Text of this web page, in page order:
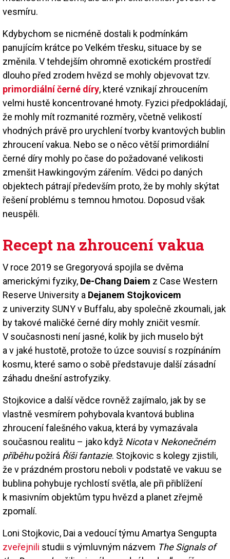
vesmíru.
Kdybychom se nicméně dostali k podmínkám
panujícím krátce po Velkém třesku, situace by se
změnila. V tehdejším ohromně exotickém prostředí
dlouho před zrodem hvězd se mohly objevovat tzv.
primordiální černé díry, které vznikají zhroucením
velmi hustě koncentrované hmoty. Fyzici předpokládají,
že mohly mít rozmanité rozměry, včetně velikostí
vhodných právě pro urychlení tvorby kvantových bublin
zhroucení vakua. Nebo se o něco větší primordiální
černé díry mohly po čase do požadované velikosti
zmenšit Hawkingovým zářením. Vědci po daných
objektech pátrají především proto, že by mohly skýtat
řešení problému s temnou hmotou. Doposud však
neuspěli.
Recept na zhroucení vakua
V roce 2019 se Gregoryová spojila se dvěma
americkými fyziky, De-Chang Daiem z Case Western
Reserve University a Dejanem Stojkovicem
z univerzity SUNY v Buffalu, aby společně zkoumali, jak
by takové maličké černé díry mohly zničit vesmír.
V současnosti není jasné, kolik by jich muselo být
a v jaké hustotě, protože to úzce souvisí s rozpínáním
kosmu, které samo o sobě představuje další zásadní
záhadu dnešní astrofyziky.
Stojkovice a další vědce rovněž zajímalo, jak by se
vlastně vesmírem pohybovala kvantová bublina
zhroucení falešného vakua, která by vymazávala
současnou realitu – jako když Nicotav Nekonečném
příběhupožírá Říši fantazie. Stojkovic s kolegy zjistili,
že v prázdném prostoru neboli v podstatě ve vakuu se
bublina pohybuje rychlostí světla, ale při přiblížení
k masivním objektům typu hvězd a planet zřejmě
zpomalí.
Loni Stojkovic, Dai a vedoucí týmu Amartya Sengupta
zveřejnili studii s výmluvným názvem The Signals of